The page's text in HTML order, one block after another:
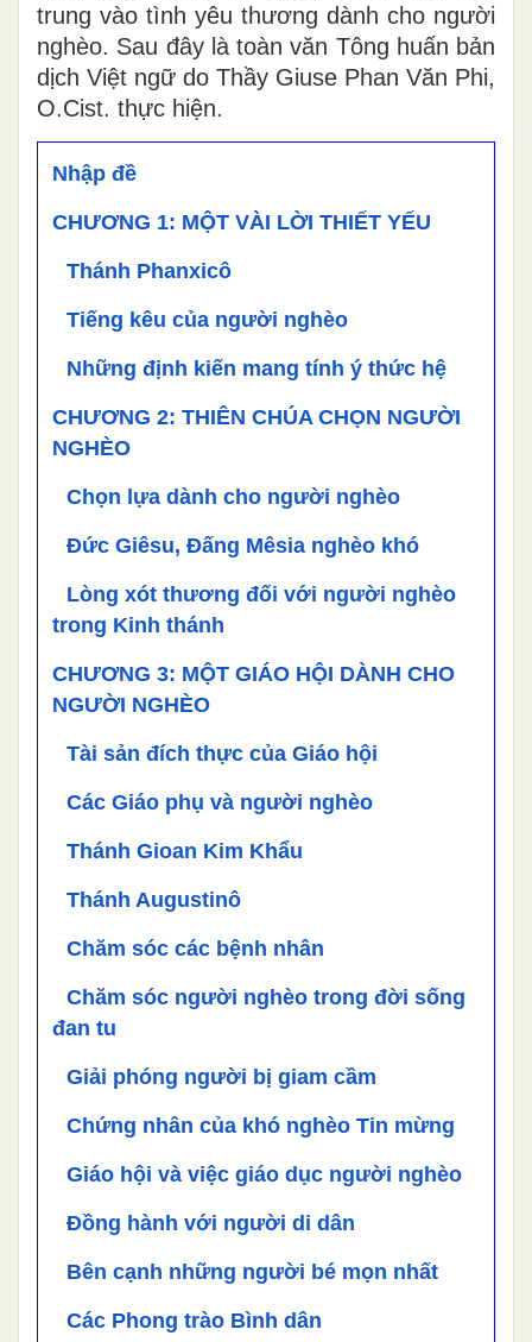
trung vào tình yêu thương dành cho người
nghèo. Sau đây là toàn văn Tông huấn bản
dịch Việt ngữ do Thầy Giuse Phan Văn Phi,
O.Cist. thực hiện.
Nhập đề
CHƯƠNG 1: MỘT VÀI LỜI THIẾT YẾU
Thánh Phanxicô
Tiếng kêu của người nghèo
Những định kiến mang tính ý thức hệ
CHƯƠNG 2: THIÊN CHÚA CHỌN NGƯỜI
NGHÈO
Chọn lựa dành cho người nghèo
Đức Giêsu, Đấng Mêsia nghèo khó
Lòng xót thương đối với người nghèo
trong Kinh thánh
CHƯƠNG 3: MỘT GIÁO HỘI DÀNH CHO
NGƯỜI NGHÈO
Tài sản đích thực của Giáo hội
Các Giáo phụ và người nghèo
Thánh Gioan Kim Khẩu
Thánh Augustinô
Chăm sóc các bệnh nhân
Chăm sóc người nghèo trong đời sống
đan tu
Giải phóng người bị giam cầm
Chứng nhân của khó nghèo Tin mừng
Giáo hội và việc giáo dục người nghèo
Đồng hành với người di dân
Bên cạnh những người bé mọn nhất
Các Phong trào Bình dân